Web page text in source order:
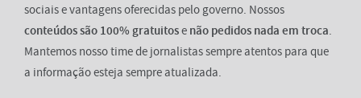
sociais e vantagens oferecidas pelo governo. Nossos
conteúdos são 100% gratuitose não pedidos nada em troca.
Mantemos nosso time de jornalistas sempre atentos para que
a informação esteja sempre atualizada.